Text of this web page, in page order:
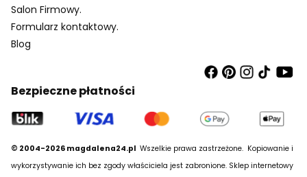
Salon Firmowy.
Formularz kontaktowy.
Blog
Bezpieczne płatności
© 2004-2026 magdalena24.pl Wszelkie prawa zastrzeżone. Kopiowanie i
wykorzystywanie ich bez zgody właściciela jest zabronione. Sklep internetowy